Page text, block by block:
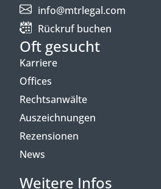
info@mtrlegal.com
Rückruf buchen
Oft gesucht
Karriere
Offices
Rechtsanwälte
Auszeichnungen
Rezensionen
News
Weitere Infos